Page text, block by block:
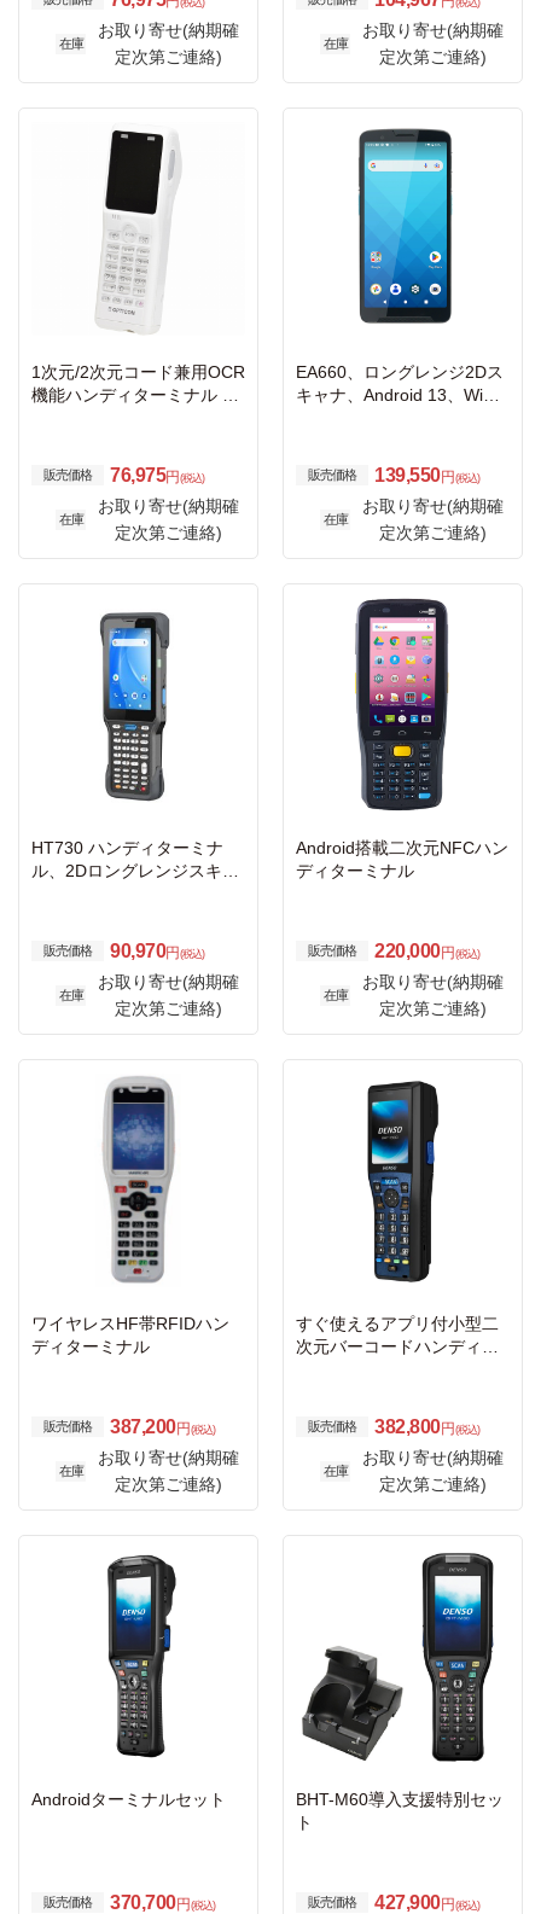
(税込)
在庫
お取り寄せ(納期確
定次第ご連絡)
(税込)
在庫
お取り寄せ(納期確
定次第ご連絡)
1次元/2次元コード兼用OCR
機能ハンディターミナル O
販売価格 76,975円 (税込)
在庫
お取り寄せ(納期確
定次第ご連絡)
EA660、ロングレンジ2Dス
キャナ、Android 13、WiF
ーブル、電源アダプター
販売価格 139,550円 (税込)
在庫
お取り寄せ(納期確
定次第ご連絡)
HT730 ハンディターミナ
ル、2Dロングレンジスキャ
販売価格 90,970円 (税込)
在庫
お取り寄せ(納期確
定次第ご連絡)
Android搭載二次元NFCハン
ディターミナル
販売価格 220,000円 (税込)
在庫
お取り寄せ(納期確
定次第ご連絡)
ワイヤレスHF帯RFIDハン
ディターミナル
販売価格 387,200円 (税込)
在庫
お取り寄せ(納期確
定次第ご連絡)
すぐ使えるアプリ付小型二
次元バーコードハンディタ
販売価格 382,800円 (税込)
在庫
お取り寄せ(納期確
定次第ご連絡)
Androidターミナルセット
販売価格 370,700円 (税込)
BHT-M60導入支援特別セッ
ト
販売価格 427,900円 (税込)